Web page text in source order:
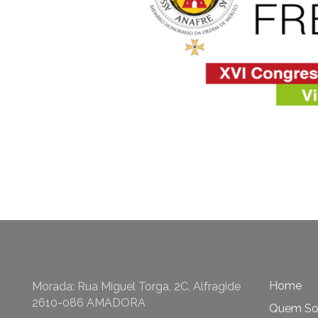
Morada: Rua Miguel Torga, 2C, Alfragide
2610-086 AMADORA
Home
Quem